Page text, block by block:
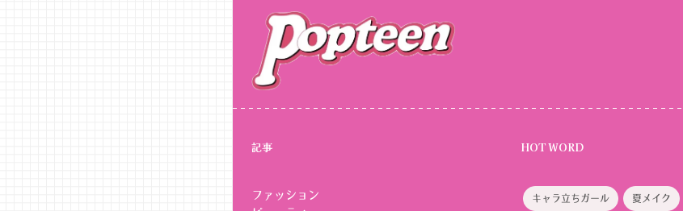
記事
ファッション
HOT WORD
キャラ立ちガール 夏メイク